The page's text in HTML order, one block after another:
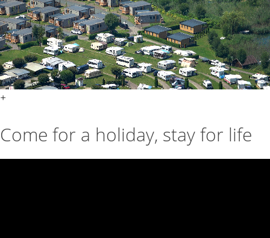
+
Come for a holiday, stay for life